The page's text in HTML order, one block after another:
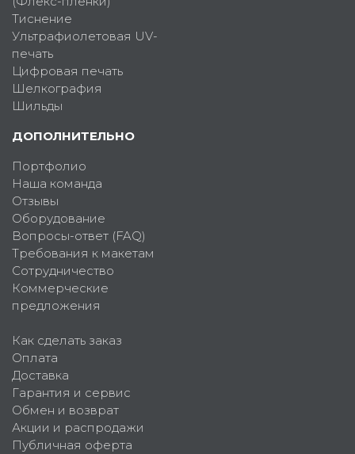
Тиснение
Ультрафиолетовая UV-
печать
Цифровая печать
Шелкография
Шильды
ДОПОЛНИТЕЛЬНО
Портфолио
Наша команда
Отзывы
Оборудование
Вопросы-ответ (FAQ)
Требования к макетам
Сотрудничество
Коммерческие
предложения
Как сделать заказ
Оплата
Доставка
Гарантия и сервис
Обмен и возврат
Акции и распродажи
Публичная оферта